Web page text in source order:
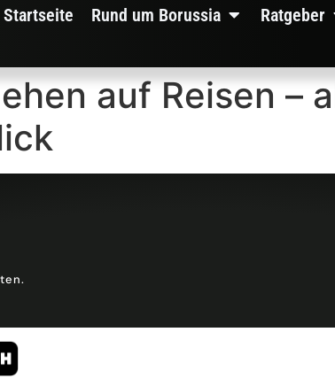
Startseite Rund um Borussia Ratgeber
auf Reisen –